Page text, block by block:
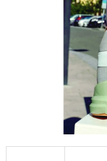
HLEDAT